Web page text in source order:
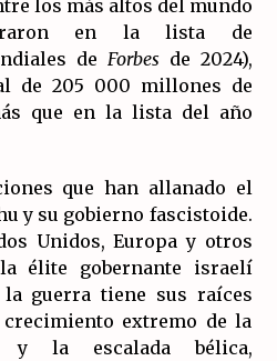
los más altos del mundo
en la lista de
de Forbes de 2024),
de 205 000 millones de
que en la lista del año
que han allanado el
y su gobierno fascistoide.
Unidos, Europa y otros
élite gobernante israelí
guerra tiene sus raíces
extremo de la
y la escalada bélica,